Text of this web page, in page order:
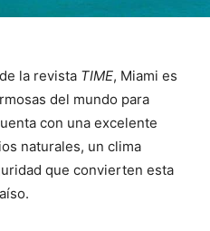
la revista TIME, Miami es
del mundo para
con una excelente
naturales, un clima
que convierten esta